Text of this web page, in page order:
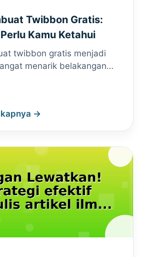
Twibbon Gratis:
Kamu Ketahui
twibbon gratis menjadi
menarik belakangan…
→